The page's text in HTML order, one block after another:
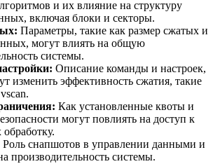
и их влияние на структуру
включая блоки и секторы.
Параметры, такие как размер сжатых и
могут влиять на общую
системы.
Описание команды и настроек,
изменить эффективность сжатия, такие
Как установленные квоты и
могут повлиять на доступ к
Роль снапшотов в управлении данными и
производительность системы.